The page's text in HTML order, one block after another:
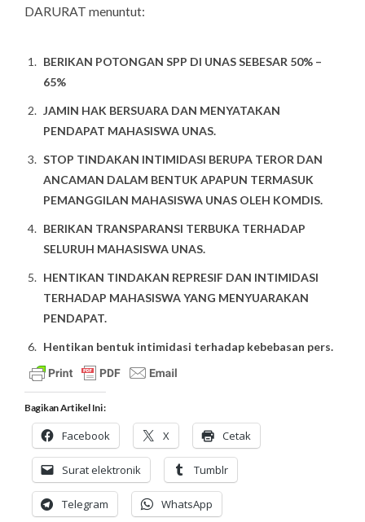
DARURAT menuntut:
BERIKAN POTONGAN SPP DI UNAS SEBESAR 50% –
65%
JAMIN HAK BERSUARA DAN MENYATAKAN
PENDAPAT MAHASISWA UNAS.
STOP TINDAKAN INTIMIDASI BERUPA TEROR DAN
ANCAMAN DALAM BENTUK APAPUN TERMASUK
PEMANGGILAN MAHASISWA UNAS OLEH KOMDIS.
BERIKAN TRANSPARANSI TERBUKA TERHADAP
SELURUH MAHASISWA UNAS.
HENTIKAN TINDAKAN REPRESIF DAN INTIMIDASI
TERHADAP MAHASISWA YANG MENYUARAKAN
PENDAPAT.
Hentikan bentuk intimidasi terhadap kebebasan pers.
Bagikan Artikel Ini :
Facebook X Cetak
Surat elektronik Tumblr
Telegram WhatsApp